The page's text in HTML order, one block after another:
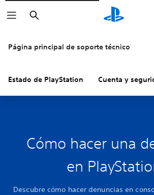
Buscar
Página principal de soporte técnico
Estado de PlayStation Cuenta y
Cómo hacer una
en
Descubre cómo hacer denuncias en